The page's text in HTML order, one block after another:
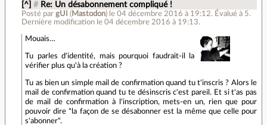
[^] # Re: Un désabonnement compliqué !
Posté pargUI ( Mastodon) le 04 décembre 2016 à 19:12. Évalué à 5.
Dernière modification le 04 décembre 2016 à 19:13.
Mouais…
Tu parles d'identité, mais pourquoi faudrait-il la
vérifier plus qu'à la création ?
Tu as bien un simple mail de confirmation quand tu t'inscris ? Alors le
mail de confirmation quand tu te désinscris c'est pareil. Et si t'as pas
de mail de confirmation à l'inscription, mets-en un, rien que pour
pouvoir dire "la façon de se désabonner est la même que celle pour
s'abonner".